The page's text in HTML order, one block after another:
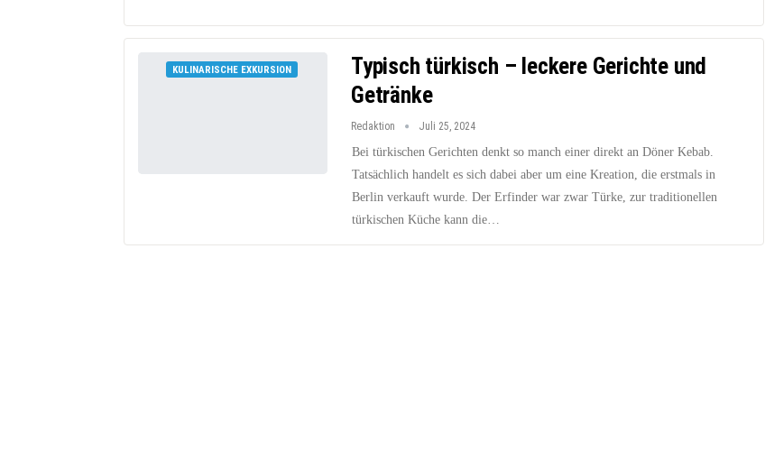
KULINARISCHE EXKURSION
Typisch türkisch – leckere Gerichte und
Getränke
Redaktion Juli 25, 2024
Bei türkischen Gerichten denkt so manch einer direkt an Döner Kebab.
Tatsächlich handelt es sich dabei aber um eine Kreation, die erstmals in
Berlin verkauft wurde. Der Erfinder war zwar Türke, zur traditionellen
türkischen Küche kann die…